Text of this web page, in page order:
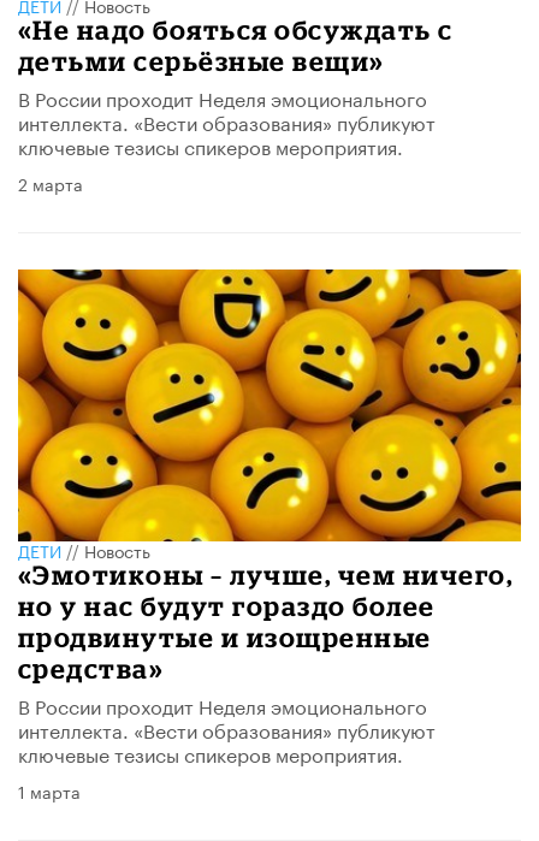
«Не надо бояться обсуждать с
детьми серьёзные вещи»
В России проходит Неделя эмоционального
интеллекта. «Вести образования» публикуют
ключевые тезисы спикеров мероприятия.
2 марта
ДЕТИ//Новость
«Эмотиконы – лучше, чем ничего,
но у нас будут гораздо более
продвинутые и изощренные
средства»
В России проходит Неделя эмоционального
интеллекта. «Вести образования» публикуют
ключевые тезисы спикеров мероприятия.
1 марта